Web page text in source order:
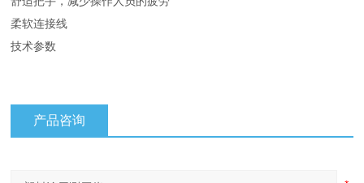
柔软连接线
技术参数
产品咨询